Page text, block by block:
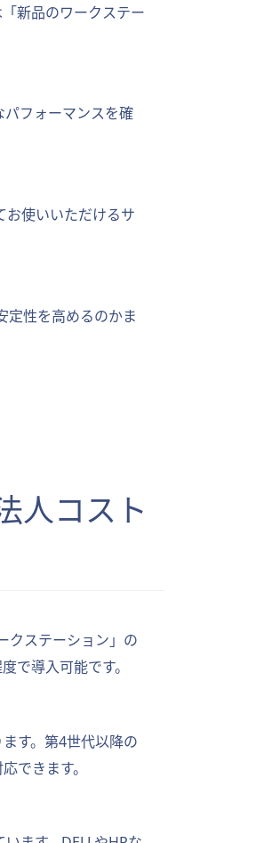
新品のワークステー
フォーマンスを確
使いいただけるサ
定性を高めるのかま
人コスト
クステーション」の
で導入可能です。
す。第4世代以降の
できます。